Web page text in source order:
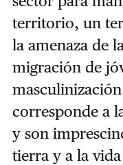
territorio, un
la amenaza de
migración de
corresponde a
y son
tierra y a la